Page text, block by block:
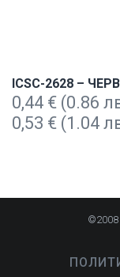
ICSC-2628 –
0,44 € (0.86
0,53 € (1.04
©2008